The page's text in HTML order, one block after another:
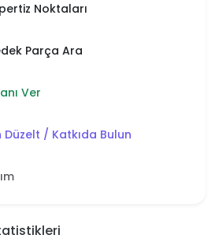
Noktaları
Parça Ara
Ver
Düzelt / Katkıda Bulun